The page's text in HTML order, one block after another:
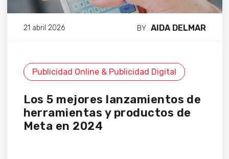
21 abril 2026 BY AIDA DELMAR
Publicidad Online & Publicidad Digital
Los 5 mejores lanzamientos de
herramientas y productos de
Meta en 2024